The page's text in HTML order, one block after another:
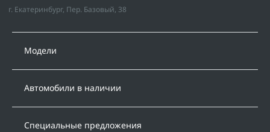
г. Екатеринбург, Пер. Базовый, 38
Модели
Автомобили в наличии
Специальные предложения